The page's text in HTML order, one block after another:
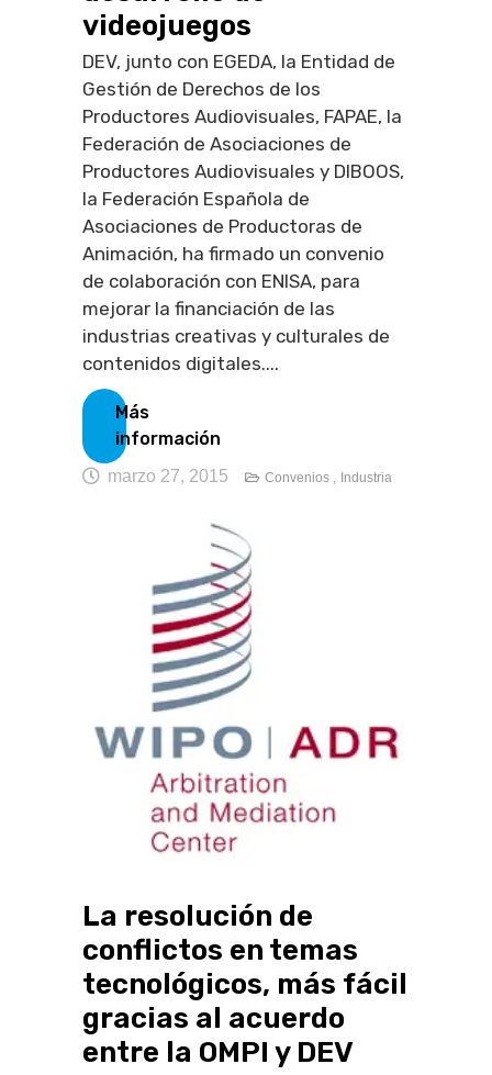
videojuegos
DEV, junto con EGEDA, la Entidad de
Gestión de Derechos de los
Productores Audiovisuales, FAPAE, la
Federación de Asociaciones de
Productores Audiovisuales y DIBOOS,
la Federación Española de
Asociaciones de Productoras de
Animación, ha firmado un convenio
de colaboración con ENISA, para
mejorar la financiación de las
industrias creativas y culturales de
contenidos digitales....
Más
información
marzo 27, 2015 Convenios , Industria
La resolución de
conflictos en temas
tecnológicos, más fácil
gracias al acuerdo
entre la OMPI y DEV